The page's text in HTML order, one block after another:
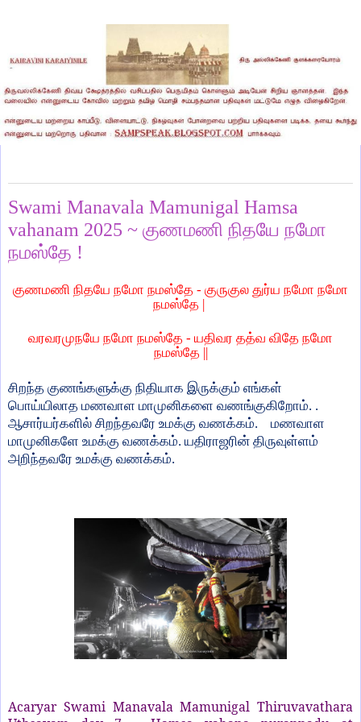
Swami Manavala Mamunigal Hamsa
vahanam 2025 ~ குணமணி நிதயே நமோ
நமஸ்தே !
குணமணி நிதயே நமோ நமஸ்தே - குருகுல துர்ய நமோ நமோ
நமஸ்தே |
வரவரமுநயே நமோ நமஸ்தே - யதிவர தத்வ விதே நமோ
நமஸ்தே ||
சிறந்த குணங்களுக்கு நிதியாக இருக்கும் எங்கள்
பொய்யிலாத மணவாள மாமுனிகளை வணங்குகிறோம். .
ஆசார்யர்களில் சிறந்தவரே உமக்கு வணக்கம்.
மணவாள
மாமுனிகளே உமக்கு வணக்கம். யதிராஜரின் திருவுள்ளம்
அறிந்தவரே உமக்கு வணக்கம்.
Acaryar Swami Manavala Mamunigal Thiruvavathara